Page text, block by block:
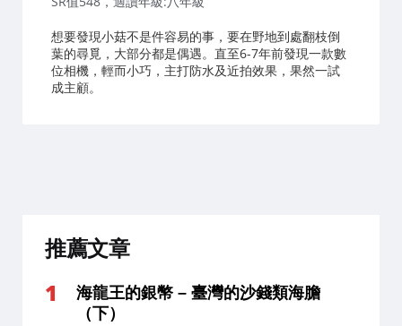
想要發現小菇不是件容易的事，要在野地到處翻枝倒
葉的尋覓，大部分都是偶遇。直至6-7年前發現一款數
位相機，輕而小巧，主打防水及近拍效果，果然一試
成主顧。
推薦文章
海龍王的銀幣 – 臺灣的沙錢類海膽
（下）